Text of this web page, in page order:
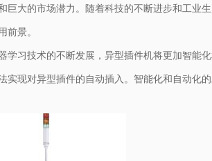
巨大的市场潜力。随着科技的不断进步和工业
景。
习技术的不断发展，异型插件机将更加智能
现对异型插件的自动插入。智能化和自动化